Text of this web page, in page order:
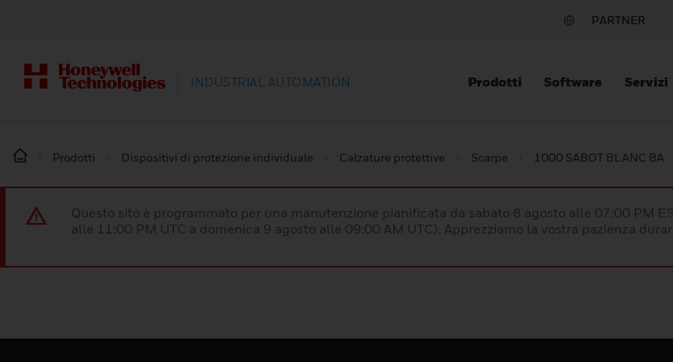
PARTNER
INDUSTRIAL AUTOMATION Prodotti Software Servizi
Prodotti Dispositivi di protezione individuale Calzature protettive Scarpe 1000 SABOT BLANC BA
Questo sito è programmato per una manutenzione pianificata da sabato 8 agosto alle 07:00 PM
alle 11:00 PM UTC a domenica 9 agosto alle 09:00 AM UTC). Apprezziamo la vostra pazienza